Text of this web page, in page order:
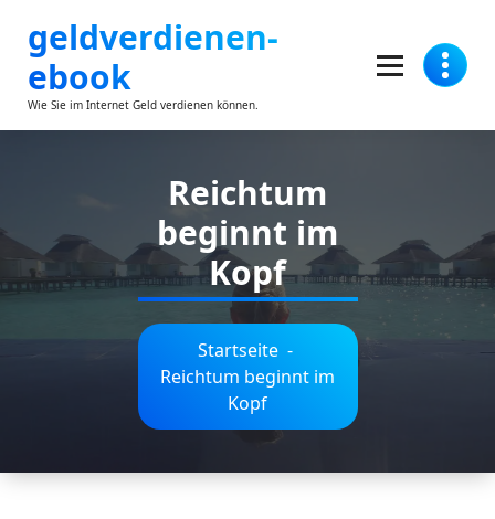
Inhalt
springen
geldverdienen-
ebook
Wie Sie im Internet Geld verdienen können.
Reichtum
beginnt im
Kopf
Startseite -
Reichtum beginnt im
Kopf